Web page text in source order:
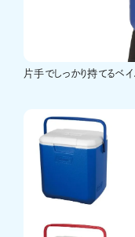
片手でしっかり持てるベ